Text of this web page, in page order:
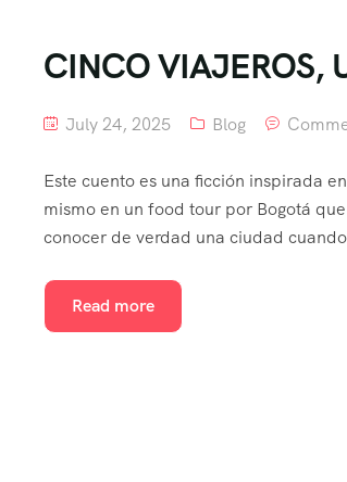
CINCO VIAJEROS,
July 24, 2025 Blog
Este cuento es una ficción inspirada
mismo en un food tour por Bogotá
conocer de verdad una ciudad
Read more